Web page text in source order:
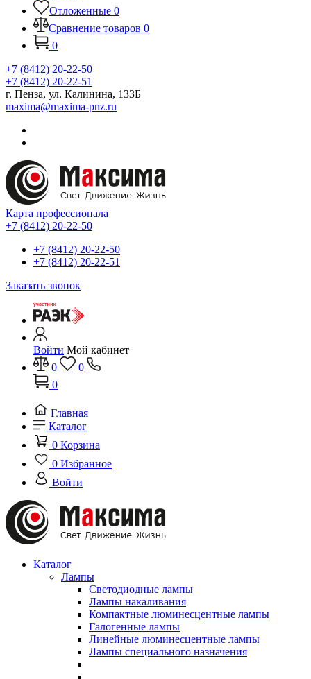
Отложенные 0
Сравнение товаров 0
0
+7 (8412) 20-22-50
+7 (8412) 20-22-51
г. Пенза, ул. Калинина, 133Б
maxima@maxima-pnz.ru
Карта профессионала
+7 (8412) 20-22-50
+7 (8412) 20-22-50
+7 (8412) 20-22-51
Заказать звонок
Войти Мой кабинет
0
0
0
Главная
Каталог
0 Корзина
0 Избранное
Войти
Каталог
Лампы
Светодиодные лампы
Лампы накаливания
Компактные люминесцентные лампы
Галогенные лампы
Линейные люминесцентные лампы
Лампы специального назначения